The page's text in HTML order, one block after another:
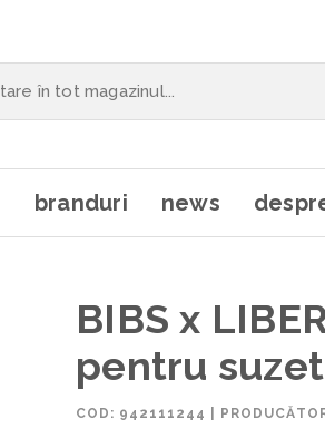
branduri news
BIBS x
pentru
COD: 942111244